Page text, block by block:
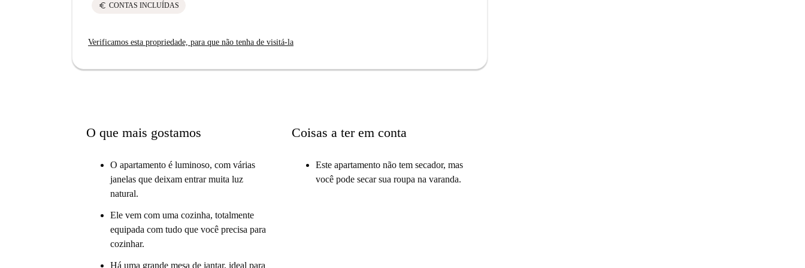
euro CONTAS INCLUÍDAS
Verificamos esta propriedade, para que não tenha de visitá-la
O que mais gostamos
O apartamento é luminoso, com várias
janelas que deixam entrar muita luz
natural.
Ele vem com uma cozinha, totalmente
equipada com tudo que você precisa para
cozinhar.
Há uma grande mesa de jantar, ideal para
Coisas a ter em conta
Este apartamento não tem secador, mas
você pode secar sua roupa na varanda.